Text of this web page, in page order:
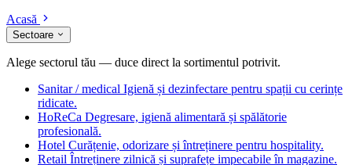
Acasă
Sectoare
Alege sectorul tău — duce direct la sortimentul potrivit.
Sanitar / medical Igienă și dezinfectare pentru spații cu cerințe
ridicate.
HoReCa Degresare, igienă alimentară și spălătorie
profesională.
Hotel Curățenie, odorizare și întreținere pentru hospitality.
Retail Întreținere zilnică și suprafețe impecabile în magazine.